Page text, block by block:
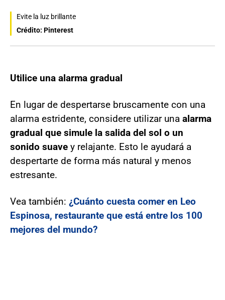
Evite la luz brillante
Crédito: Pinterest
Utilice una alarma gradual
En lugar de despertarse bruscamente con una
alarma estridente, considere utilizar una alarma
gradual que simule la salida del sol o un
sonido suave y relajante. Esto le ayudará a
despertarte de forma más natural y menos
estresante.
Vea también: ¿Cuánto cuesta comer en Leo
Espinosa, restaurante que está entre los 100
mejores del mundo?